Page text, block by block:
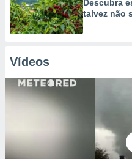
Descubra
talvez não
Vídeos